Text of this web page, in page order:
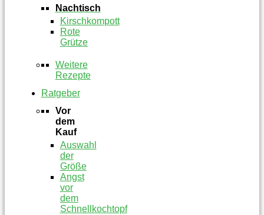
Nachtisch
Kirschkompott
Rote
Grütze
Weitere
Rezepte
Ratgeber
Vor
dem
Kauf
Auswahl
der
Größe
Angst
vor
dem
Schnellkochtopf